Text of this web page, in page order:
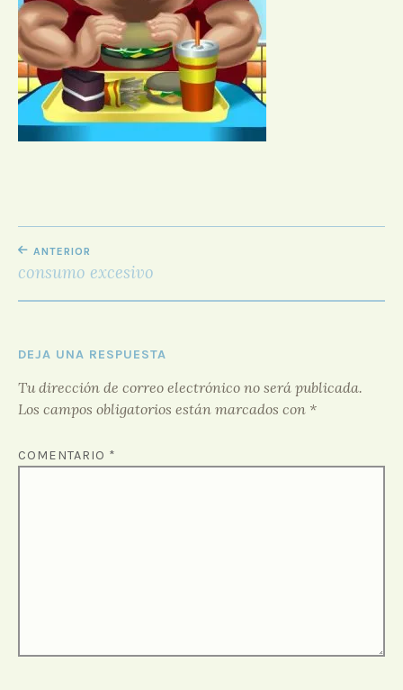
D
O
R
F
O
R
O
NAVEGACIÓN
DE
ENTRADAS
ANTERIOR
consumo excesivo
DEJA UNA RESPUESTA
Tu dirección de correo electrónico no será publicada.
Los campos obligatorios están marcados con *
COMENTARIO *